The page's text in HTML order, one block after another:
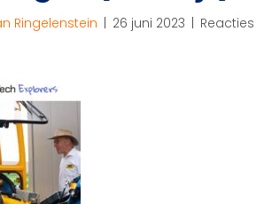
Ringelenstein | 26 juni 2023 | Reacties